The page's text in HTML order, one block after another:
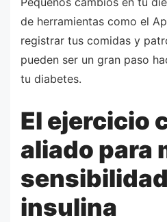
de herramientas como el
registrar tus comidas y
pueden ser un gran paso
tu diabetes.
El ejercicio
aliado para
insulina